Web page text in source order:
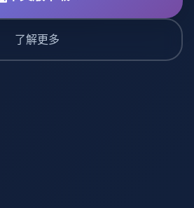
了解更多